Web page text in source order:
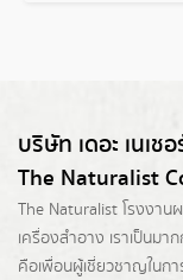
บริษัท เดอะ เนเช
The Naturalist
The Naturalist โรงงาน
เครื่องสำอาง เราเป็นมา
คือเพื่อนผู้เชี่ยวชาญในก